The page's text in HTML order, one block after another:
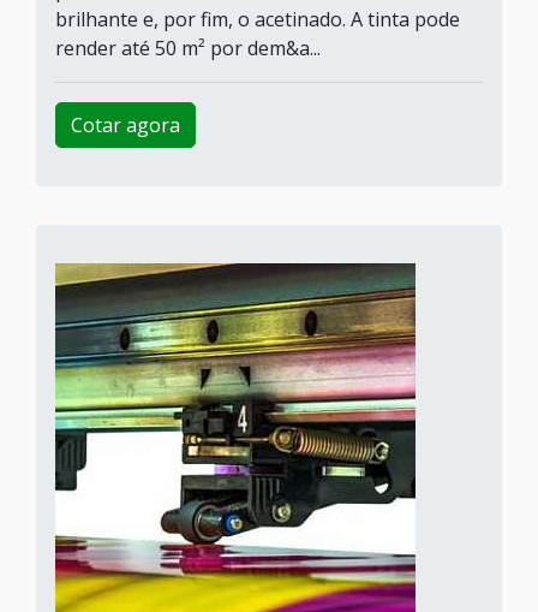
brilhante e, por fim, o acetinado. A tinta pode
render até 50 m² por dem&a...
Cotar agora